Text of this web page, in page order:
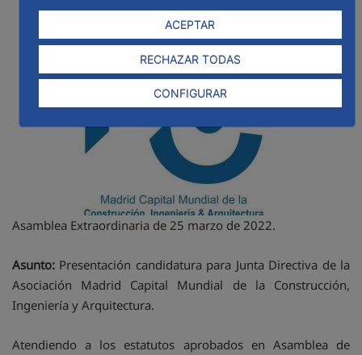
ACEPTAR
RECHAZAR TODAS
CONFIGURAR
Asamblea Extraordinaria de 25 marzo de 2022.
Asunto: Presentación candidatura para Junta Directiva de la
Asociación Madrid Capital Mundial de la Construcción,
Ingeniería y Arquitectura.
Atendiendo a los estatutos aprobados en Asamblea de